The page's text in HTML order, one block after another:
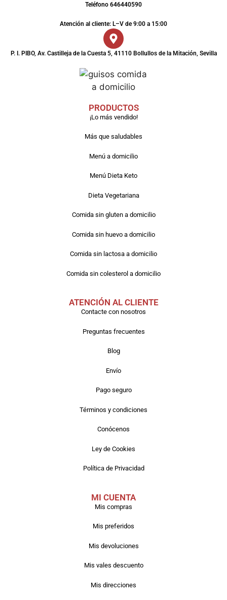
Teléfono 646440590
Atención al cliente: L–V de 9:00 a 15:00
P. I. PIBO, Av. Castilleja de la Cuesta 5, 41110 Bollullos de la Mitación, Sevilla
PRODUCTOS
¡Lo más vendido!
Más que saludables
Menú a domicilio
Menú Dieta Keto
Dieta Vegetariana
Comida sin gluten a domicilio
Comida sin huevo a domicilio
Comida sin lactosa a domicilio
Comida sin colesterol a domicilio
ATENCIÓN AL CLIENTE
Contacte con nosotros
Preguntas frecuentes
Blog
Envío
Pago seguro
Términos y condiciones
Conócenos
Ley de Cookies
Política de Privacidad
MI CUENTA
Mis compras
Mis preferidos
Mis devoluciones
Mis vales descuento
Mis direcciones